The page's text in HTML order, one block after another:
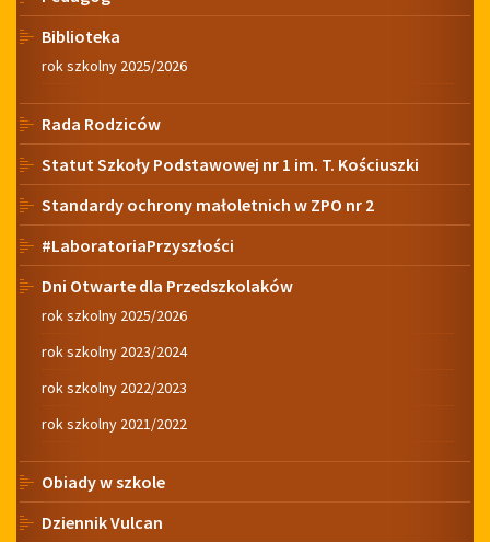
Biblioteka
rok szkolny 2025/2026
Rada Rodziców
Statut Szkoły Podstawowej nr 1 im. T. Kościuszki
Standardy ochrony małoletnich w ZPO nr 2
#LaboratoriaPrzyszłości
Dni Otwarte dla Przedszkolaków
rok szkolny 2025/2026
rok szkolny 2023/2024
rok szkolny 2022/2023
rok szkolny 2021/2022
Obiady w szkole
Dziennik Vulcan